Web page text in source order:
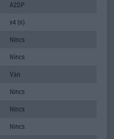
A2DP
v4 (n)
Nincs
Nincs
Van
Nincs
Nincs
Nincs